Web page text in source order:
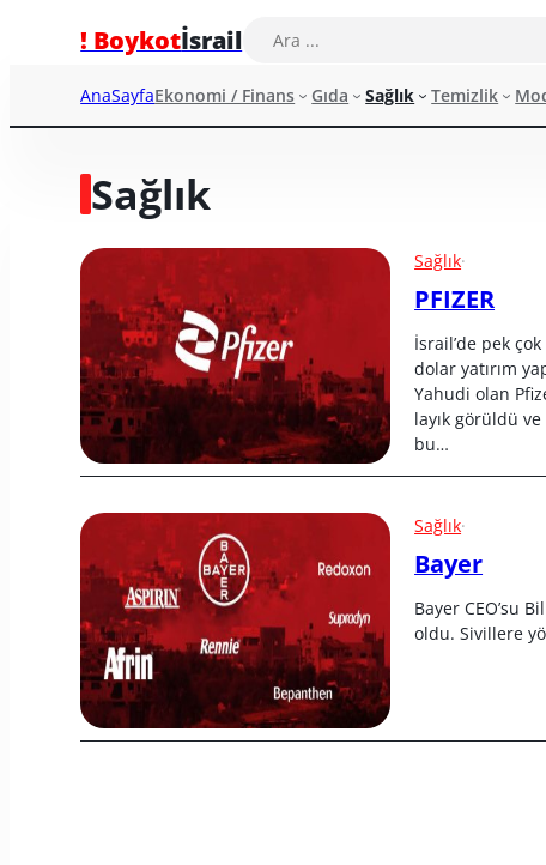
! Boykotİsrail
AnaSayfaEkonomi / Finans Gıda Sağlık Temizlik
Sağlık
Sağlık·
PFIZER
İsrail’de pek
dolar yatırım
Yahudi olan
layık görüldü
bu…
Sağlık·
Bayer
Bayer CEO’su
oldu. Sivillere